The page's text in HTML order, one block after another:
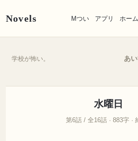
Novels Mつい アプリ ホーム
学校が怖い。 あ
水曜日
第6話 / 全16話 · 883字 ·